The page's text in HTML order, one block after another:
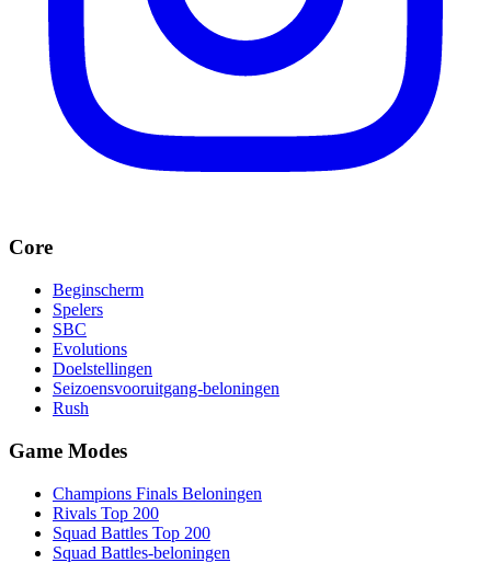
Core
Beginscherm
Spelers
SBC
Evolutions
Doelstellingen
Seizoensvooruitgang-beloningen
Rush
Game Modes
Champions Finals Beloningen
Rivals Top 200
Squad Battles Top 200
Squad Battles-beloningen